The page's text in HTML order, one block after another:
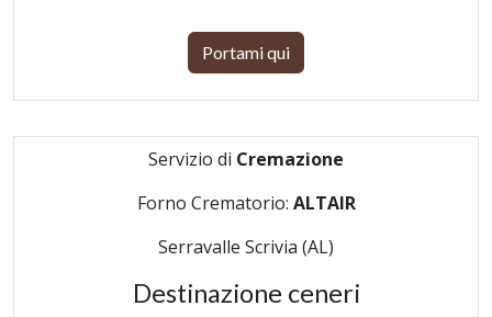
Portami qui
Servizio di Cremazione
Forno Crematorio: ALTAIR
Serravalle Scrivia (AL)
Destinazione ceneri